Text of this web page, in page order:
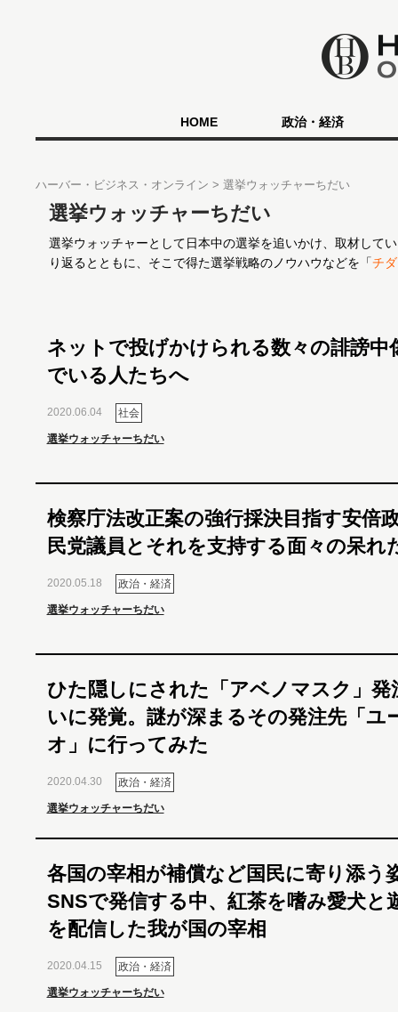
HOME 政治・経済
ハーバー・ビジネス・オンライン 選挙ウォッチャーちだい
選挙ウォッチャーちだい
選挙ウォッチャーとして日本中の選挙を追いかけ、取材して
り返るとともに、そこで得た選挙戦略のノウハウなどを「チ
ネットで投げかけられる数々の誹謗中
でいる人たちへ
2020.06.04 社会
選挙ウォッチャーちだい
検察庁法改正案の強行採決目指す安倍
民党議員とそれを支持する面々の呆れ
2020.05.18 政治・経済
選挙ウォッチャーちだい
ひた隠しにされた「アベノマスク」発
いに発覚。謎が深まるその発注先「ユ
オ」に行ってみた
2020.04.30 政治・経済
選挙ウォッチャーちだい
各国の宰相が補償など国民に寄り添う
SNSで発信する中、紅茶を嗜み愛犬と
を配信した我が国の宰相
2020.04.15 政治・経済
選挙ウォッチャーちだい